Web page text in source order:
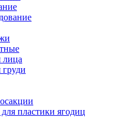
лица
пластики ягодиц